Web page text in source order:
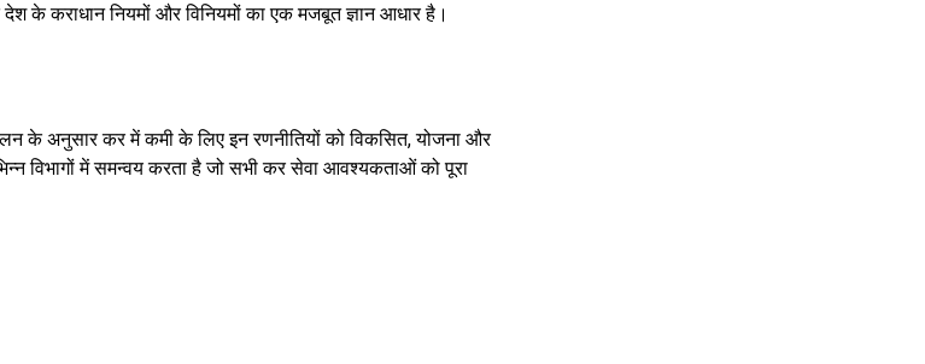
के कराधान नियमों और विनियमों का एक मजबूत ज्ञान आधार है।
के अनुसार कर में कमी के लिए इन रणनीतियों को विकसित, योजना और
विभागों में समन्वय करता है जो सभी कर सेवा आवश्यकताओं को पूरा